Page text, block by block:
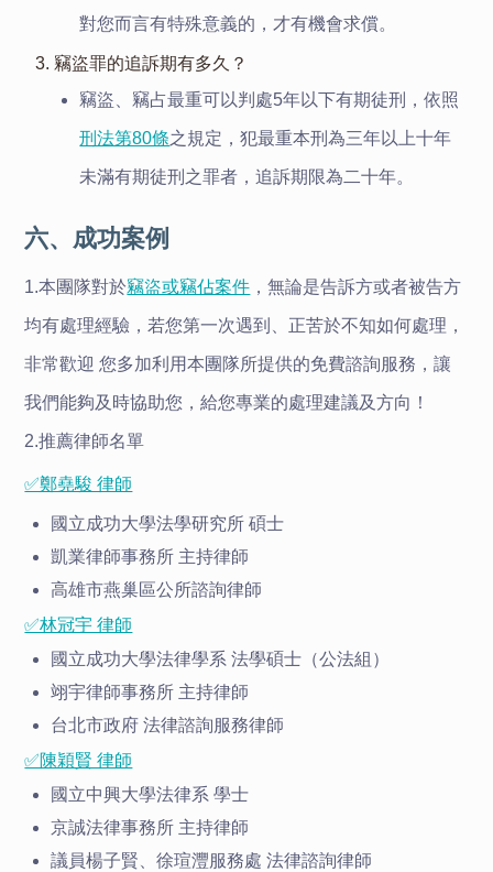
對您而言有特殊意義的，才有機會求償。
3. 竊盜罪的追訴期有多久？
竊盜、竊占最重可以判處5年以下有期徒刑，依照
刑法第80條之規定，犯最重本刑為三年以上十年
未滿有期徒刑之罪者，追訴期限為二十年。
六、成功案例
1.本團隊對於竊盜或竊佔案件 ，無論是告訴方或者被告方
均有處理經驗，若您第一次遇到、正苦於不知如何處理，
非常歡迎 您多加利用本團隊所提供的免費諮詢服務，讓
我們能夠及時協助您，給您專業的處理建議及方向！
2.推薦律師名單
✅鄭堯駿 律師
國立成功大學法學研究所 碩士
凱業律師事務所 主持律師
高雄市燕巢區公所諮詢律師
✅林冠宇 律師
國立成功大學法律學系 法學碩士（公法組）
翊宇律師事務所 主持律師
台北市政府 法律諮詢服務律師
✅陳穎賢 律師
國立中興大學法律系 學士
京誠法律事務所 主持律師
議員楊子賢、徐瑄灃服務處 法律諮詢律師